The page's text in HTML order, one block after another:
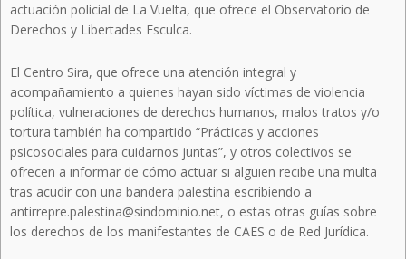
actuación policial de La Vuelta, que ofrece el Observatorio de
Derechos y Libertades Esculca.
El Centro Sira, que ofrece una atención integral y
acompañamiento a quienes hayan sido víctimas de violencia
política, vulneraciones de derechos humanos, malos tratos y/o
tortura también ha compartido “Prácticas y acciones
psicosociales para cuidarnos juntas”, y otros colectivos se
ofrecen a informar de cómo actuar si alguien recibe una multa
tras acudir con una bandera palestina escribiendo a
antirrepre.palestina@sindominio.net, o estas otras guías sobre
los derechos de los manifestantes de CAES o de Red Jurídica.